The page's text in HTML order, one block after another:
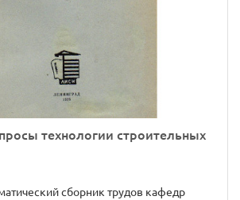
технологии строительных
сборник трудов кафедр